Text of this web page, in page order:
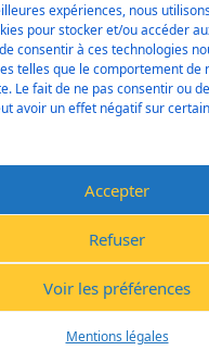
expériences, nous
pour stocker et/ou accéder
consentir à ces technologies
telles que le comportement de
Le fait de ne pas consentir ou
avoir un effet négatif sur
Accepter
Refuser
Voir les préférences
Mentions légales